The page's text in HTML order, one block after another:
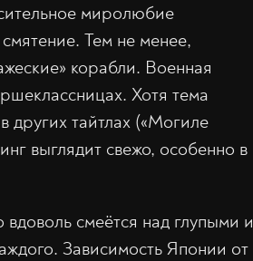
миролюбие
Тем не менее,
корабли. Военная
Хотя тема
других тайтлах («Могиле
выглядит свежо, особенно в
смеётся над глупыми и
Зависимость Японии от